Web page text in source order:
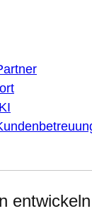
entwickeln